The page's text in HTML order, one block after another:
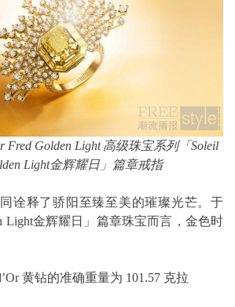
Fred Golden Light 高级珠宝系列「Soleil
Light金辉耀日」篇章戒指
诠释了骄阳至臻至美的璀璨光芒。于
Light金辉耀日」篇章珠宝而言，金色时
黄钻的准确重量为 101.57 克拉